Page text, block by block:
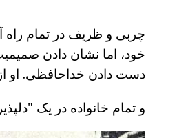
چربی و ظریف در تمام راه
خود، اما نشان دادن
دست دادن خداحافظی. او از
و تمام خانواده در یک